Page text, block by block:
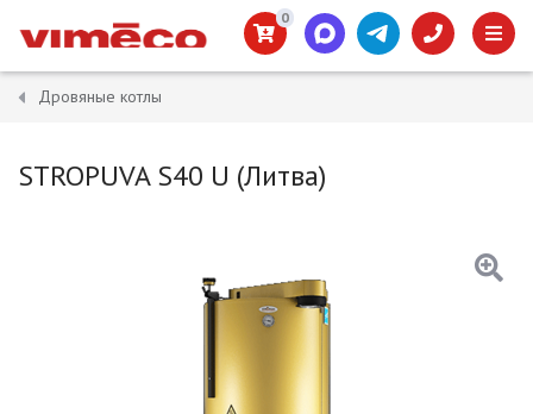
0
Дровяные котлы
STROPUVA S40 U (Литва)